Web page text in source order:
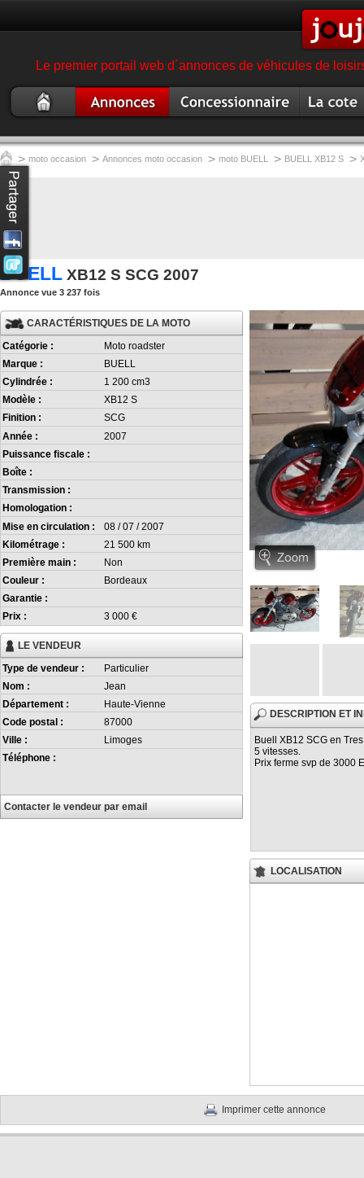
Le premier portail web d´annonces de véhicules de
occasion
garage magasin moto
> moto occasion > Annonces moto occasion > moto BUELL > BUELL XB12 S >
BUELL XB12 S SCG 2007
Annonce vue 3 237 fois
CARACTÉRISTIQUES DE LA MOTO
Catégorie :
Moto roadster
Marque :
BUELL
Cylindrée :
1 200 cm3
Modèle :
XB12 S
Finition :
SCG
Année :
2007
Puissance fiscale :
Boîte :
Transmission :
Homologation :
Mise en circulation :
08 / 07 / 2007
Kilométrage :
21 500 km
Première main :
Non
Couleur :
Bordeaux
Garantie :
Prix :
3 000 €
LE VENDEUR
Type de vendeur :
Particulier
Nom :
Jean
Département :
Haute-Vienne
Code postal :
87000
Ville :
Limoges
Téléphone :
Contacter le vendeur par email
DESCRIPTION ET
Buell XB12 SCG en
5 vitesses.
Prix ferme svp de 3000
LOCALISATION
Imprimer cette annonce